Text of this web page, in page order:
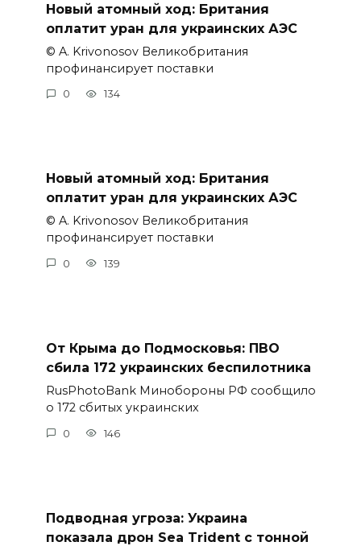
Новый атомный ход: Британия
оплатит уран для украинских АЭС
© A. Krivonosov Великобритания
профинансирует поставки
0 134
Новый атомный ход: Британия
оплатит уран для украинских АЭС
© A. Krivonosov Великобритания
профинансирует поставки
0 139
От Крыма до Подмосковья: ПВО
сбила 172 украинских беспилотника
RusPhotoBank Минобороны РФ сообщило
о 172 сбитых украинских
0 146
Подводная угроза: Украина
показала дрон Sea Trident с тонной